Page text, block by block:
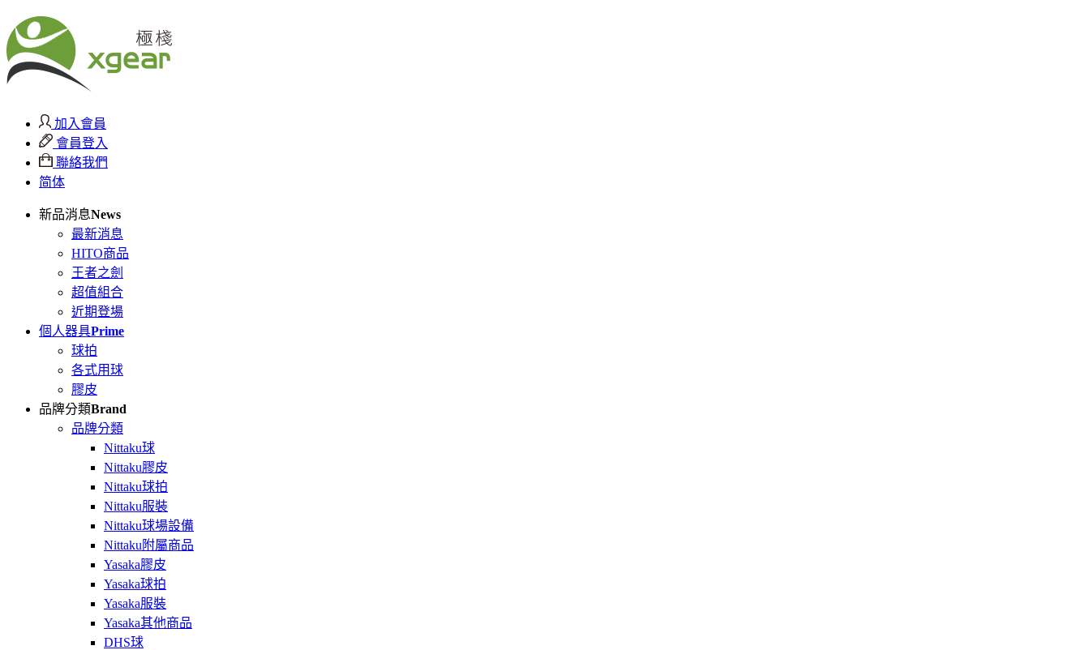
加入會員
會員登入
聯絡我們
简体
新品消息News
最新消息
HITO商品
王者之劍
超值組合
近期登場
個人器具Prime
球拍
各式用球
膠皮
品牌分類Brand
品牌分類
Nittaku球
Nittaku膠皮
Nittaku球拍
Nittaku服裝
Nittaku球場設備
Nittaku附屬商品
Yasaka膠皮
Yasaka球拍
Yasaka服裝
Yasaka其他商品
DHS球